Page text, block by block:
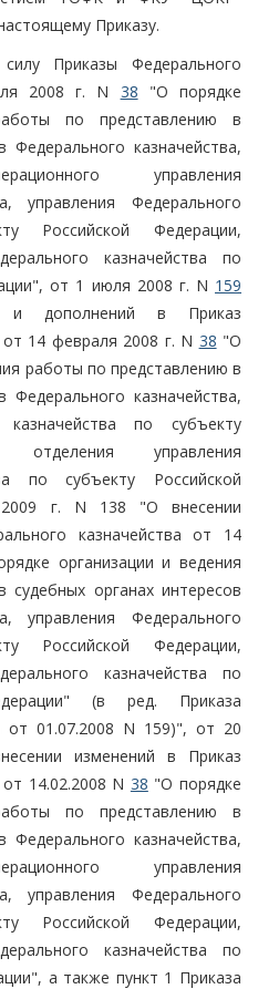
Приказу.
Приказы Федерального
2008 г. N 38 "О порядке
по представлению в
Федерального казначейства,
управления
управления Федерального
Российской Федерации,
казначейства по
от 1 июля 2008 г. N 159
и дополнений в Приказ
14 февраля 2008 г. N 38 "О
работы по представлению в
Федерального казначейства,
казначейства по субъекту
отделения управления
по субъекту Российской
г. N 138 "О внесении
казначейства от 14
организации и ведения
органах интересов
управления Федерального
Российской Федерации,
казначейства по
(в ред. Приказа
от 01.07.2008 N 159)", от 20
изменений в Приказ
14.02.2008 N 38 "О порядке
по представлению в
Федерального казначейства,
управления
управления Федерального
Российской Федерации,
казначейства по
а также пункт 1 Приказа